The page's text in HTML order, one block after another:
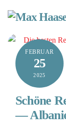
Inhalt
FEBRUAR
25
2025
Schöne
—